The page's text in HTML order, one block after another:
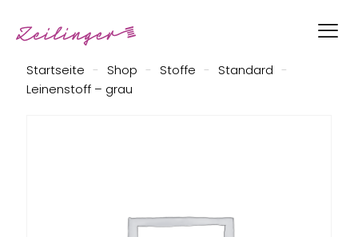
Startseite - Shop - Stoffe - Standard -
Leinenstoff – grau